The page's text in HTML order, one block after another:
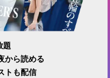
題
から読める
トも配信